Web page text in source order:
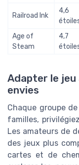
Railroad Ink
4,6
Age of
Steam
4,7
Adapter le jeu
envies
Chaque groupe
familles,
Les amateurs de
des jeux plus
cartes et de